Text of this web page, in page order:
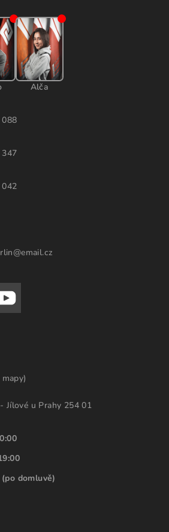
Alča
Jílové u Prahy 254 01
domluvě)